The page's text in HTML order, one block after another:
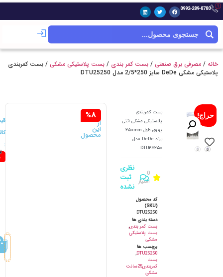
0992-289-8780
خانه / مصرفی برق صنعتی / بست کمر بندی / بست پلاستیکی مشکی / بست کمربندی
پلاستیکی مشکی DeDe سایز 250*2/5 مدل DTU25250
حراج!
بست کمربندی
پلاستیکی مشکی آنتی
یو وی طول 250mm
برند DeDe مدل
DTU25250
0
امتیاز
نظری
ثبت
نشده
کد محصول
(SKU)
DTU25250
دسته بندی ها
بست کمر بندی,
بست پلاستیکی
مشکی
برچسب ها
DTU25250
,
بست
کمربندی25سانت
مشکی
سود
شما
از
این
محصول
%8
: